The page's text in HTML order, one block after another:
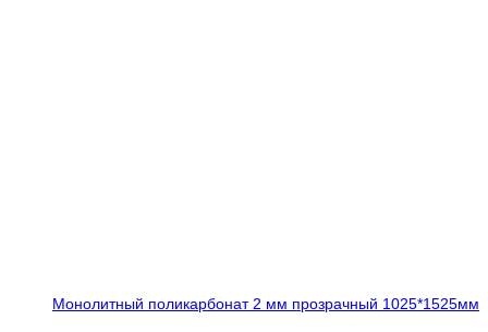
Монолитный поликарбонат 2 мм прозрачный 1025*1525мм